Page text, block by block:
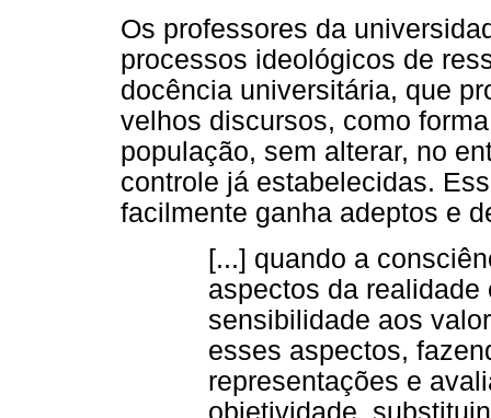
Os professores da
processos ideológicos de
docência universitária, que
velhos discursos, como
população, sem alterar, no
controle já estabelecidas.
facilmente ganha adeptos e
[...] quando a
aspectos da
sensibilidade aos
esses aspectos,
representações e
objetividade,